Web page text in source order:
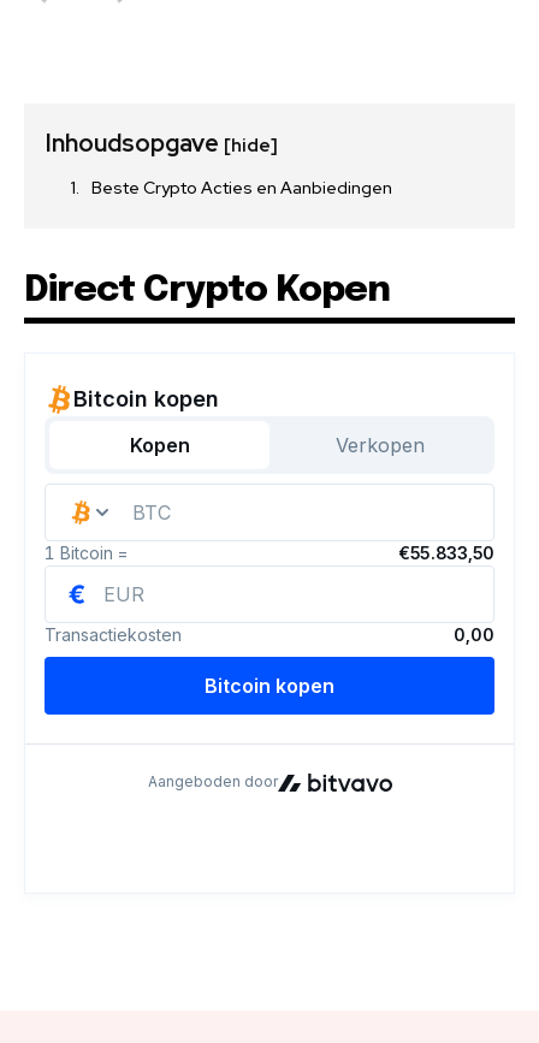
Inhoudsopgave [hide]
Beste Crypto Acties en Aanbiedingen
Direct Crypto Kopen